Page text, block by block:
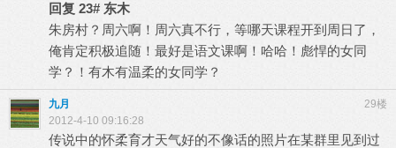
回复 23# 东木
朱房村？周六啊！周六真不行，等哪天课程开到周日了，
俺肯定积极追随！最好是语文课啊！哈哈！彪悍的女同
学？！有木有温柔的女同学？
29楼
九月
2012-4-10 09:16:28
传说中的怀柔育才天气好的不像话的照片在某群里见到过